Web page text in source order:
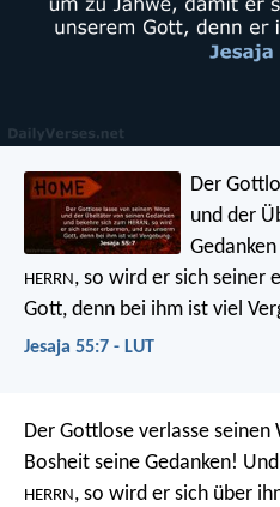
Der
und der
Gedanken
HERRN , so wird er sich seiner
Gott, denn bei ihm ist viel
Jesaja 55:7 - LUT
Der Gottlose verlasse seinen
Bosheit seine Gedanken!
HERRN, so wird er sich über